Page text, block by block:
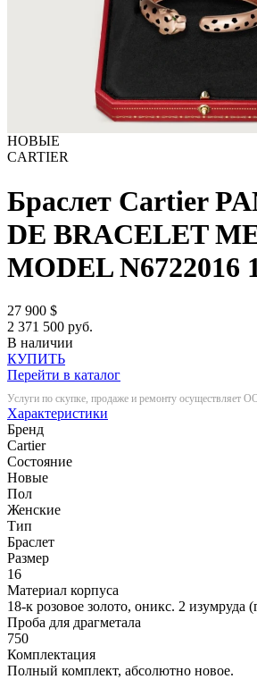
НОВЫЕ
CARTIER
Браслет Cartier
DE BRACELET
MODEL N6722016
27 900 $
2 371 500 руб.
В наличии
КУПИТЬ
Перейти в каталог
Услуги по скупке, продаже и ремонту
Характеристики
Бренд
Cartier
Состояние
Новые
Пол
Женские
Тип
Браслет
Размер
16
Материал корпуса
18-к розовое золото, оникс. 2 изумруда
Проба для драгметала
750
Комплектация
Полный комплект, абсолютно новое.